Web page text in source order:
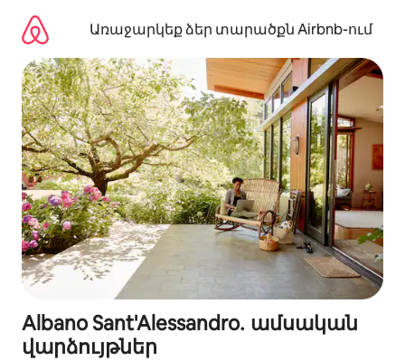
բովանդակությանըԱռաջարկեք ձեր տարածքն Airbnb-ում
Albano Sant'Alessandro․ ամսական
վարձույթներ